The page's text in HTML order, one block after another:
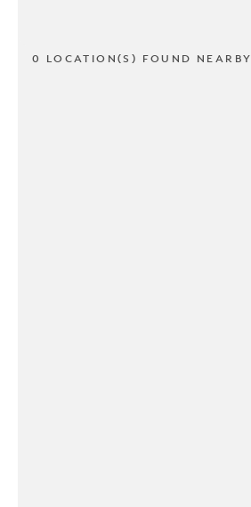
0 LOCATION(S) FOUND NEARBY